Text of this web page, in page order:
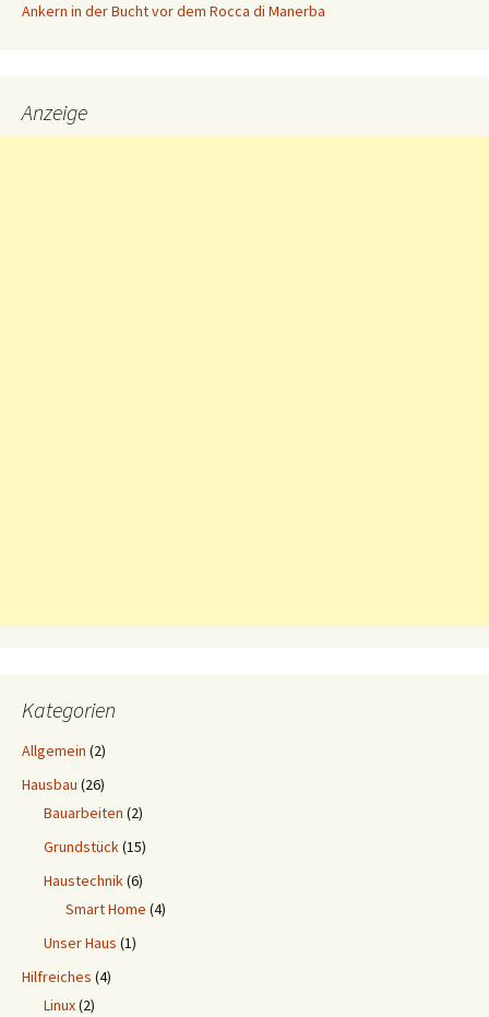
Ankern in der Bucht vor dem Rocca di Manerba
Anzeige
Kategorien
Allgemein (2)
Hausbau (26)
Bauarbeiten (2)
Grundstück(15)
Haustechnik(6)
Smart Home (4)
Unser Haus (1)
Hilfreiches (4)
Linux(2)